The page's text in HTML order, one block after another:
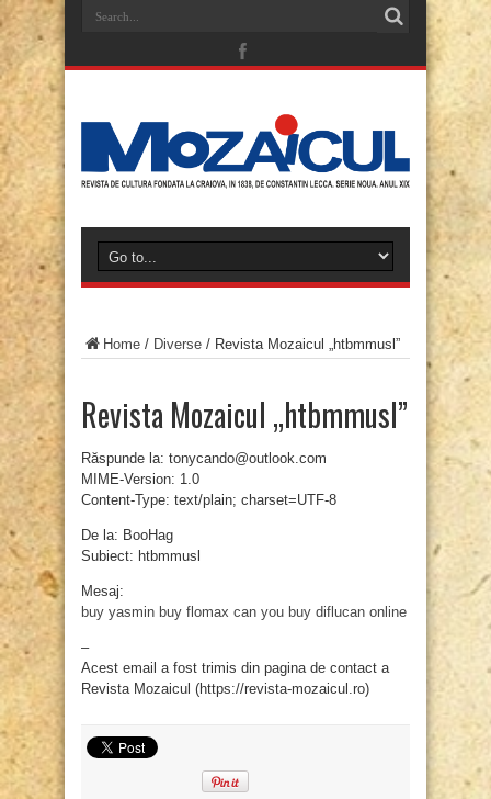
Home / Diverse / Revista Mozaicul „htbmmusl”
Revista Mozaicul „htbmmusl”
Răspunde la: tonycando@outlook.com
MIME-Version: 1.0
Content-Type: text/plain; charset=UTF-8
De la: BooHag
Subiect: htbmmusl
Mesaj:
buy yasmin buy flomax can you buy diflucan online
–
Acest email a fost trimis din pagina de contact a
Revista Mozaicul (https://revista-mozaicul.ro)